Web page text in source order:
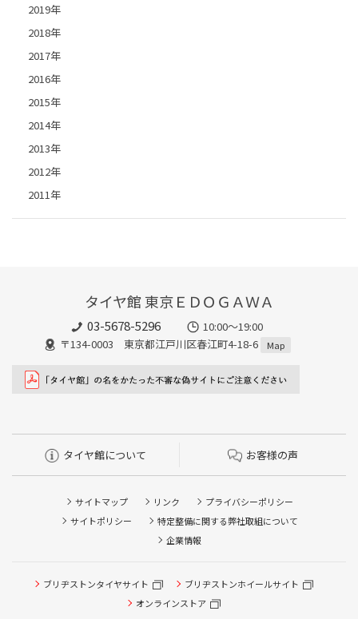
2019年
2018年
2017年
2016年
2015年
2014年
2013年
2012年
2011年
タイヤ館 東京ＥＤＯＧＡＷＡ
03-5678-5296
10:00～19:00
〒134-0003 東京都江戸川区春江町4-18-6
Map
タイヤ館について お客様の声
サイトマップ リンク
プライバシーポリシー
サイトポリシー
特定整備に関する弊社取組について
企業情報
ブリヂストンタイヤサイト
ブリヂストンホイールサイト
オンラインストア